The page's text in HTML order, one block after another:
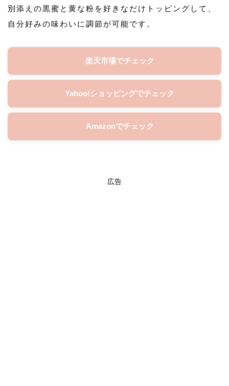
別添えの黒蜜と黄な粉を好きなだけトッピングして、
自分好みの味わいに調節が可能です。
楽天市場でチェック
Yahoo!ショッピングでチェック
Amazonでチェック
広告